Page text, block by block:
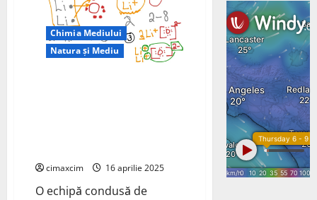
Chimia Mediului
Natura și Mediu
cimaxcim 16 aprilie 2025
O echipă condusă de